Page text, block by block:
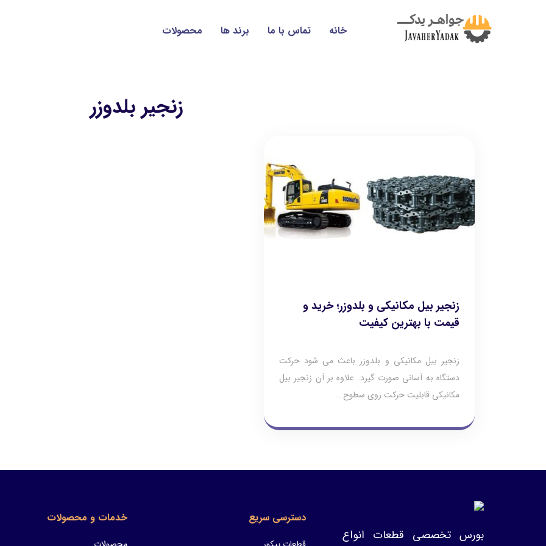
خانه تماس با ما برند ها محصولات
زنجير بلدوزر
زنجیر بیل مکانیکی و بلدوزر؛ خرید و
قیمت با بهترین کیفیت
زنجیر بیل مکانیکی و بلدوزر باعث می شود حرکت
دستگاه به آسانی صورت گیرد. علاوه بر آن زنجیر بیل
مکانیکی قابلیت حرکت روی سطوح...
بورس تخصصی قطعات انواع
دسترسی سریع خدمات و محصولات